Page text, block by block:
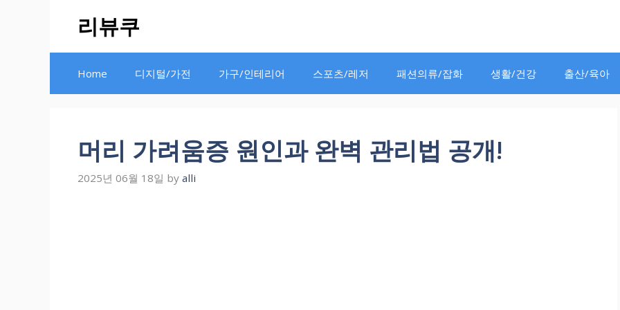
리뷰쿠
Home 디지털/가전 가구/인테리어 스포츠/레저 패션의류/잡화 생활/건강 출산/육아
머리 가려움증 원인과 완벽 관리법 공개!
2025년 06월 18일 by alli